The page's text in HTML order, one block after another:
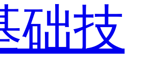
础技